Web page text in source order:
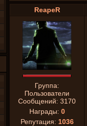
ReapeR
Группа:
Пользователи
Сообщений: 3170
Награды: 0
Репутация: 1036